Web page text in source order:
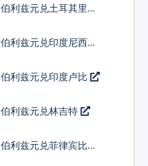
伯利兹元兑土耳其里拉
伯利兹元兑印度尼西亚
伯利兹元兑印度卢比
伯利兹元兑林吉特
伯利兹元兑菲律宾比索